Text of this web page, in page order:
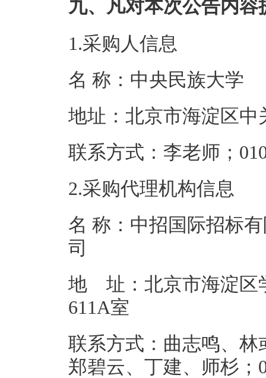
九、凡对本次公告内
1.采购人信息
名 称：中央民
地址：北京市
联系方式：李老
2.采购代理机构信息
名 称：中招国际招标
地 址：北京市海淀区
联系方式：曲志鸣、
郑碧云、丁建、师杉；